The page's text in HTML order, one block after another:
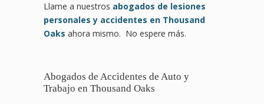
Llame a nuestros abogados de lesiones
personales y accidentes en Thousand
Oaks ahora mismo. No espere más.
Abogados de Accidentes de Auto y
Trabajo en Thousand Oaks